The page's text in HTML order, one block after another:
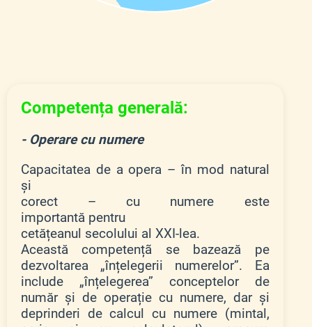
Competența generală:
- Operare cu numere
Capacitatea de a opera – în mod natural
și
corect – cu numere este
importantă pentru
cetățeanul secolului al XXI-lea.
Această competențã se bazează pe
dezvoltarea „înțelegerii numerelor”. Ea
include „înțelegerea” conceptelor de
număr și de operație cu numere, dar și
deprinderi de calcul cu numere (mintal,